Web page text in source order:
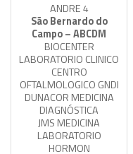
ANDRE 4
São Bernardo do
Campo – ABCDM
BIOCENTER
LABORATORIO CLINICO
CENTRO
OFTALMOLOGICO GNDI
DUNACOR MEDICINA
DIAGNÓSTICA
JMS MEDICINA
LABORATORIO
HORMON